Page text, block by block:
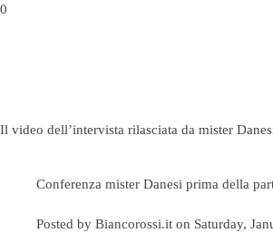
0
Il video dell’intervista rilasciata da mister
Conferenza mister Danesi prima della
Posted by Biancorossi.it on Saturday,